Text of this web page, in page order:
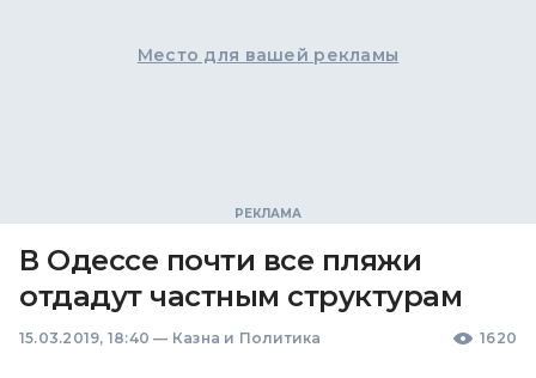
Место для вашей рекламы
В Одессе почти все пляжи
отдадут частным структурам
15.03.2019, 18:40 — Казна и Политика 1620